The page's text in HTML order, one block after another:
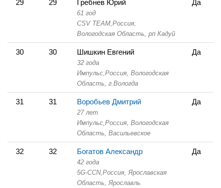
29 29 Гребнев Юрий
61 год
CSV TEAM, Россия,
Вологодская Область, рп Кадуй
Да
30 30 Шишкин Евгений
32 года
Импульс, Россия, Вологодская
Область, г.Вологда
Да
31 31 Воробьев Дмитрий
27 лет
Импульс, Россия, Вологодская
Область, Васильевское
Да
32 32 Богатов Александр
42 года
5G-CCN, Россия, Ярославская
Область, Ярославль
Да